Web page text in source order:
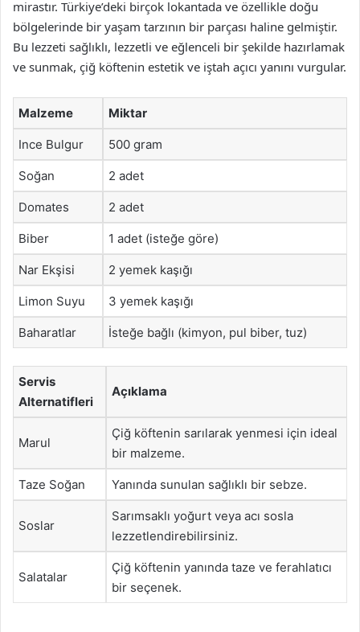
mirastır. Türkiye’deki birçok lokantada ve özellikle doğu
bölgelerinde bir yaşam tarzının bir parçası haline gelmiştir.
Bu lezzeti sağlıklı, lezzetli ve eğlenceli bir şekilde hazırlamak
ve sunmak, çiğ köftenin estetik ve iştah açıcı yanını vurgular.
Malzeme Miktar
Ince Bulgur 500 gram
Soğan 2 adet
Domates 2 adet
Biber 1 adet (isteğe göre)
Nar Ekşisi 2 yemek kaşığı
Limon Suyu 3 yemek kaşığı
Baharatlar İsteğe bağlı (kimyon, pul biber, tuz)
Servis
Alternatifleri
Açıklama
Marul
Çiğ köftenin sarılarak yenmesi için ideal
bir malzeme.
Taze Soğan Yanında sunulan sağlıklı bir sebze.
Soslar
Sarımsaklı yoğurt veya acı sosla
lezzetlendirebilirsiniz.
Salatalar
Çiğ köftenin yanında taze ve ferahlatıcı
bir seçenek.